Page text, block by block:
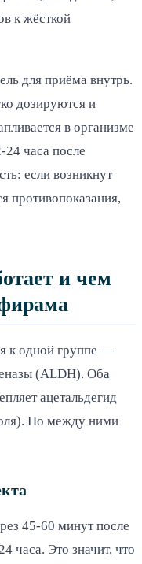
к жёсткой
для приёма внутрь.
дозируются и
в организме
часа после
если возникнут
противопоказания,
и чем
к одной группе —
(ALDH). Оба
ацетальдегид
Но между ними
45-60 минут после
часа. Это значит, что